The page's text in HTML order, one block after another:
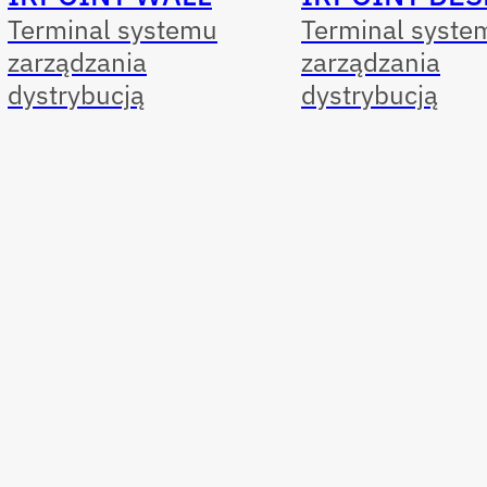
Terminal systemu
zarządzania
dystrybucją
Terminal
zarządzania
dystrybucją